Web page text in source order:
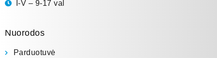
I-V – 9-17 val
Nuorodos
Parduotuvė